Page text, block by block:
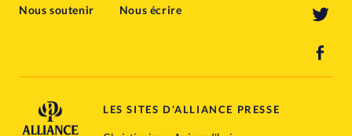
Nous soutenir Nous écrire
LES SITES D'ALLIANCE PRESSE